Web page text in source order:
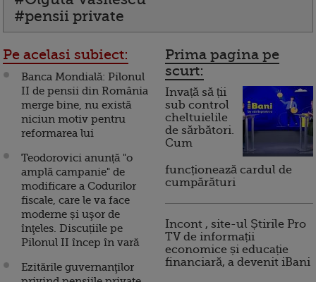
#pensii private
Pe acelasi subiect:
Banca Mondială: Pilonul
II de pensii din România
merge bine, nu există
niciun motiv pentru
reformarea lui
Teodorovici anunță "o
amplă campanie" de
modificare a Codurilor
fiscale, care le va face
moderne și uşor de
înţeles. Discuțiile pe
Pilonul II încep în vară
Ezitările guvernanţilor
Prima pagina pe
scurt:
Invață să ții
sub control
cheltuielile
de sărbători.
Cum
funcționează cardul de
cumpărături
Incont , site-ul Știrile Pro
TV de informații
economice și educație
financiară, a devenit iBani